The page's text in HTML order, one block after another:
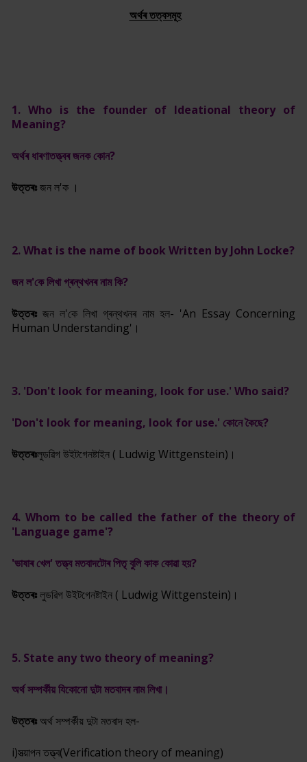
অৰ্থৰ তত্বসমূহ
1. Who is the founder of Ideational theory of
Meaning?
অৰ্থৰ ধাৰণাতত্ত্বৰ জনক কোন?
উত্তৰঃজন ল'ক ।
2. What is the name of book Written by John Locke?
জন ল'কে লিখা গ্ৰন্থখনৰ নাম কি?
উত্তৰঃজন ল'কে লিখা গ্ৰন্থখনৰ নাম হল- 'An Essay Concerning
Human Understanding'।
3. 'Don't look for meaning, look for use.' Who said?
'Don't look for meaning, look for use.' কোনে কৈছে?
উত্তৰঃলুডৱিগ উইটগেনষ্টাইন ( Ludwig Wittgenstein)।
4. Whom to be called the father of the theory of
'Language game'?
'ভাষাৰ খেল' তত্ত্ব মতবাদটোৰ পিতৃ বুলি কাক কোৱা হয়?
উত্তৰঃলুডৱিগ উইটগেনষ্টাইন ( Ludwig Wittgenstein)।
5. State any two theory of meaning?
অৰ্থ সম্পৰ্কীয় যিকোনো দুটা মতবাদৰ নাম লিখা।
উত্তৰঃঅৰ্থ সম্পৰ্কীয় দুটা মতবাদ হল-
i)সত্য়াপন তত্ত্ব(Verification theory of meaning)